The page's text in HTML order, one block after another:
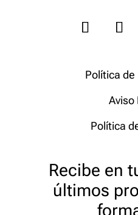
Política de
Aviso
Política
Recibe en
últimos